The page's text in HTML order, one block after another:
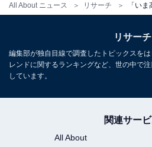
All About ニュース リサーチ
リサーチ
編集部が独自目線で調査したトピックスを
レンドに関するランキングなど、世の中で
しています。
関連サー
All About